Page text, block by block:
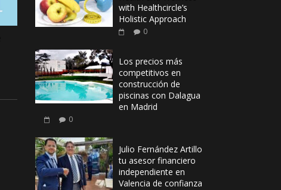
with Healthcircle’s
Holistic Approach
0
Los precios más
competitivos en
construcción de
piscinas con Dalagua
en Madrid
0
Julio Fernández Artillo
tu asesor financiero
independiente en
Valencia de confianza